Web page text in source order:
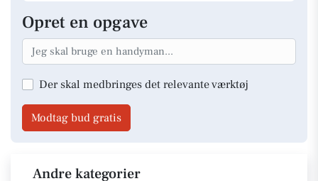
Opret en opgave
Der skal medbringes det relevante værktøj
Modtag bud gratis
Andre kategorier